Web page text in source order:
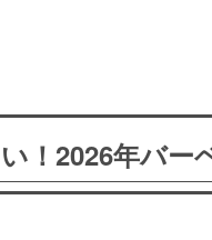
！2026年バー